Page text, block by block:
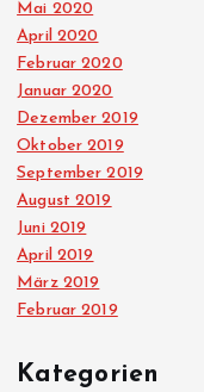
Mai 2020
April 2020
Februar 2020
Januar 2020
Dezember 2019
Oktober 2019
September 2019
August 2019
Juni 2019
April 2019
März 2019
Februar 2019
Kategorien